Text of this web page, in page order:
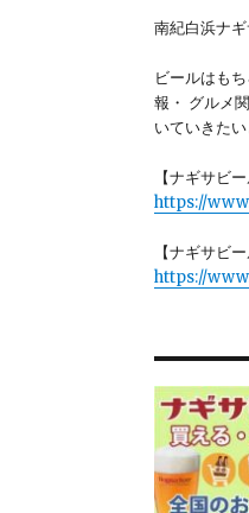
南紀白浜ナギ
ビールはも
報・ グルメ
いていきたい
【ナギサビ
https://
【ナギサビ
https://